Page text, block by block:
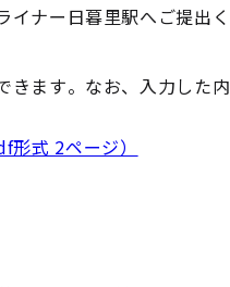
イナー日暮里駅へご提出
きます。なお、入力した
式 2ページ）